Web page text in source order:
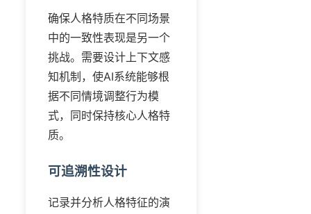
确保人格特质在不同场景
中的一致性表现是另一个
挑战。需要设计上下文感
知机制，使AI系统能够根
据不同情境调整行为模
式，同时保持核心人格特
质。
可追溯性设计
记录并分析人格特征的演